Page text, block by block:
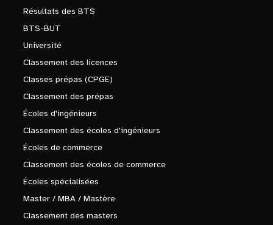
Résultats des BTS
BTS-BUT
Université
Classement des licences
Classes prépas (CPGE)
Classement des prépas
Écoles d'ingénieurs
Classement des écoles d'ingénieurs
Écoles de commerce
Classement des écoles de commerce
Écoles spécialisées
Master / MBA / Mastère
Classement des masters